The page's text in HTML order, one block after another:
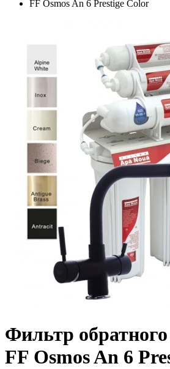
FF Osmos An 6 Prestige Color
Фильтр
FF Osmos An 6